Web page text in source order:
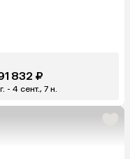
832 ₽
- 4 сент., 7 н.